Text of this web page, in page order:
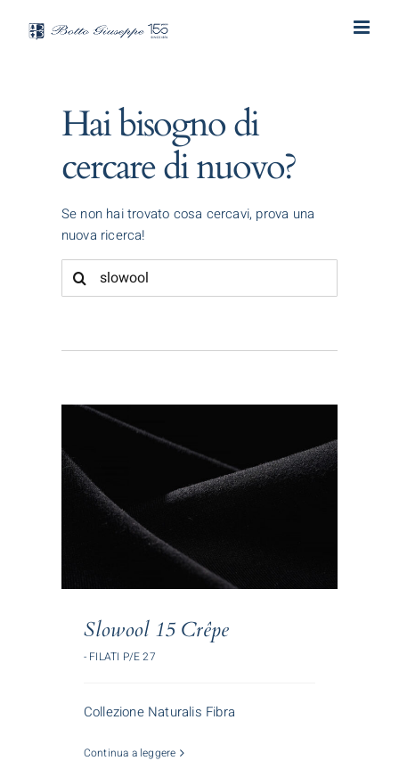
Hai bisogno di
cercare di nuovo?
Se non hai trovato cosa cercavi, prova una
nuova ricerca!
Slowool 15 Crêpe
- FILATI P/E 27
Collezione Naturalis Fibra
Continua a leggere